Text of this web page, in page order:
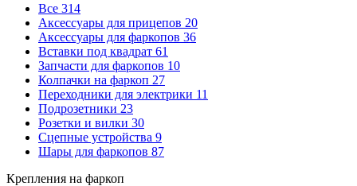
Все 314
Аксессуары для прицепов 20
Аксессуары для фаркопов 36
Вставки под квадрат 61
Запчасти для фаркопов 10
Колпачки на фаркоп 27
Переходники для электрики 11
Подрозетники 23
Розетки и вилки 30
Сцепные устройства 9
Шары для фаркопов 87
Крепления на фаркоп